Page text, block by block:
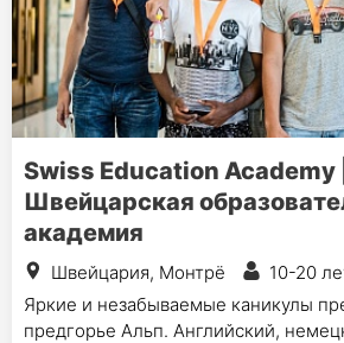
Swiss Education Academy |
Швейцарская
академия
Швейцария, Монтрё
10-20
Яркие и незабываемые каникулы
предгорье Альп. Английский,